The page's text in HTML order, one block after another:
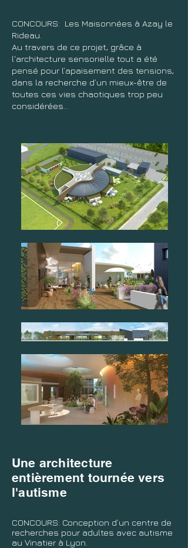
CONCOURS: Les Maisonnées à Azay le
Rideau.
Au travers de ce projet, grâce à
l'architecture sensorielle tout a été
pensé pour l’apaisement des tensions,
dans la recherche d’un mieux-être de
toutes ces vies chaotiques trop peu
considérées...
Une architecture
entièrement tournée vers
l'autisme
CONCOURS: Conception d’un centre de
recherches pour adultes avec autisme
au Vinatier à Lyon.